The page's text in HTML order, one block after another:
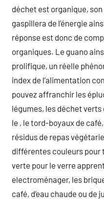
déchet est organique,
gaspillera de l’énergie
réponse est donc de
organiques. Le guano
prolifique, un réelle
index de l’alimentation
pouvez affranchir les
légumes, les déchet verts
le , le tord-boyaux de
résidus de repas
différentes couleurs pour
verte pour le verre
electroménager, les
café, d’eau chaude ou